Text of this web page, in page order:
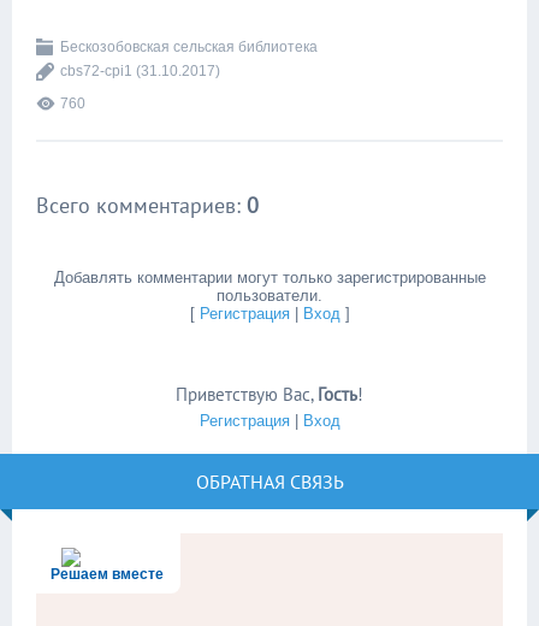
Бескозобовская сельская библиотека
cbs72-cpi1 (31.10.2017)
760
Всего комментариев: 0
Добавлять комментарии могут только зарегистрированные
пользователи.
[ Регистрация| Вход]
Приветствую Вас, Гость!
Регистрация| Вход
ОБРАТНАЯ СВЯЗЬ
Решаем вместе